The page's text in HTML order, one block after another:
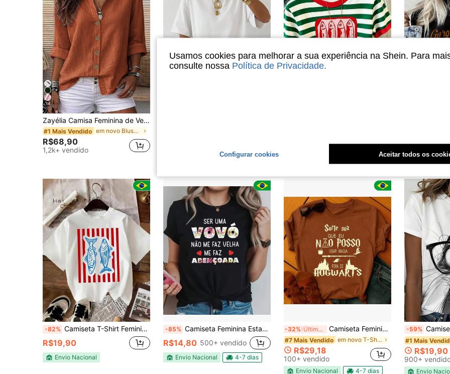
14
Zayélia Camisa Feminina de Verão Elegante e Simples, Tecido Liso, Casual, Camisa de Trabalho
#1 Mais Vendido em novo Blusas Femininas
R$68,90
1,2k+ vendido Envio
-82% Camiseta T-Shirt Feminina Estampada Peixes Azuis com Listras Vermelhas Camisa 100% Algodão Modelo Gola Redonda Manga Curta Estilo Casual e Moderno
R$19,90
Envio Nacional
-85% Camiseta Feminina Estampada Modelo: "Ser uma vovó" em Algodão 100% – Casual, Confortável e Moderna Novidade na loja Fofa Fit Street para Dia a Dia
R$14,80 500+ vendido
Envio Nacional 4-7 dias
-32% Últimos 2 dias Camiseta Feminina Magia Funny Cartoon Unissex ENVIO IMEDIATO
#7 Mais Vendido em novo T-Shirts Mulher
R$29,18
100+ vendido
Envio Nacional 4-7 dias
-59% Camiseta Feminina de Gola Redonda Estampada com gato com
#1 Mais
R$19,90
900+
Envio
Usamos cookies para melhorar a sua experiência na Shein. Para
consulte nossa Política de Privacidade.
Configurar cookies Aceitar todos os